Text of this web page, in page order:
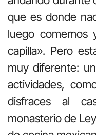
que es donde
luego comemos
capilla». Pero
muy diferente:
actividades,
disfraces al
monasterio de